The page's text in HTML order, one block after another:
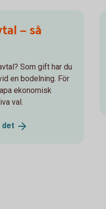
– så
Som gift har du
en bodelning. För
ekonomisk
val.
det